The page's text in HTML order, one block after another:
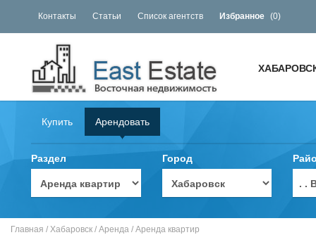
Контакты Статьи Список агентств Избранное (0)
Купить Арендовать
Раздел Город
. .
Главная / Хабаровск / Аренда / Аренда квартир